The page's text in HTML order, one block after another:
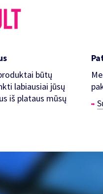
būtų
labiausiai jūsų
iš plataus mūsų